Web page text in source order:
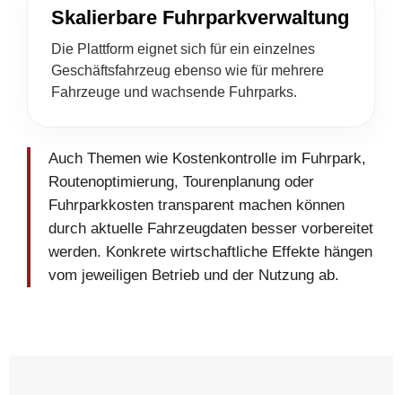
Skalierbare Fuhrparkverwaltung
Die Plattform eignet sich für ein einzelnes
Geschäftsfahrzeug ebenso wie für mehrere
Fahrzeuge und wachsende Fuhrparks.
Auch Themen wie Kostenkontrolle im Fuhrpark,
Routenoptimierung, Tourenplanung oder
Fuhrparkkosten transparent machen können
durch aktuelle Fahrzeugdaten besser vorbereitet
werden. Konkrete wirtschaftliche Effekte hängen
vom jeweiligen Betrieb und der Nutzung ab.